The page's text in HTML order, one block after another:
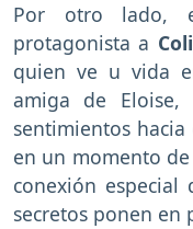
Por otro lado,
protagonista a
quien ve u vida
amiga de Eloise,
sentimientos
en un momento
conexión
secretos ponen en